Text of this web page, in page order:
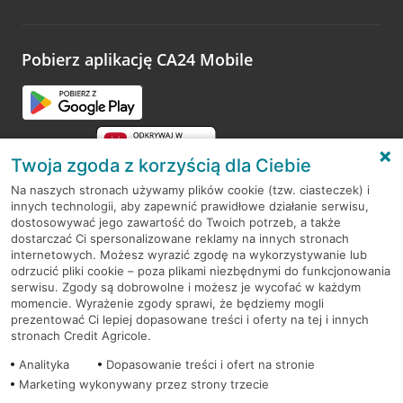
opinie.
Pobierz aplikację CA24 Mobile
RODO
Regulamin serwisu
Mapa serwisu
PolitykaCookies
Twoja zgoda z korzyścią dla Ciebie
Na naszych stronach używamy plików cookie (tzw. ciasteczek) i
innych technologii, aby zapewnić prawidłowe działanie serwisu,
dostosowywać jego zawartość do Twoich potrzeb, a także
dostarczać Ci spersonalizowane reklamy na innych stronach
internetowych. Możesz wyrazić zgodę na wykorzystywanie lub
odrzucić pliki cookie – poza plikami niezbędnymi do funkcjonowania
serwisu. Zgody są dobrowolne i możesz je wycofać w każdym
momencie. Wyrażenie zgody sprawi, że będziemy mogli
prezentować Ci lepiej dopasowane treści i oferty na tej i innych
stronach Credit Agricole.
Analityka
Dopasowanie treści i ofert na stronie
Marketing wykonywany przez strony trzecie